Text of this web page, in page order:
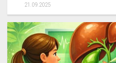
21.09.2025